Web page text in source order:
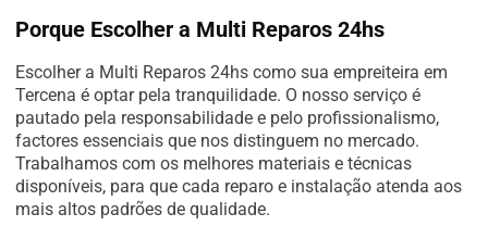
Porque Escolher a Multi Reparos 24hs
Escolher a Multi Reparos 24hs como sua empreiteira em
Tercena é optar pela tranquilidade. O nosso serviço é
pautado pela responsabilidade e pelo profissionalismo,
factores essenciais que nos distinguem no mercado.
Trabalhamos com os melhores materiais e técnicas
disponíveis, para que cada reparo e instalação atenda aos
mais altos padrões de qualidade.